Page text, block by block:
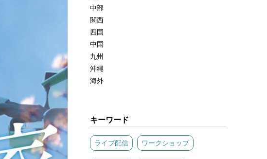
中部
関西
四国
中国
九州
沖縄
海外
キーワード
ライブ配信 ワークショップ